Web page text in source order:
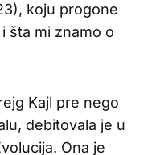
koju progone
šta mi znamo o
Kajl pre nego
debitovala je u
Ona je